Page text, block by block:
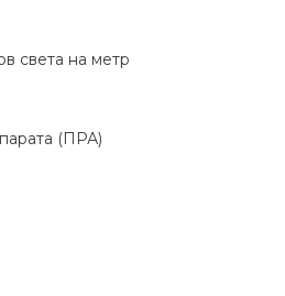
света на метр
(ПРА)